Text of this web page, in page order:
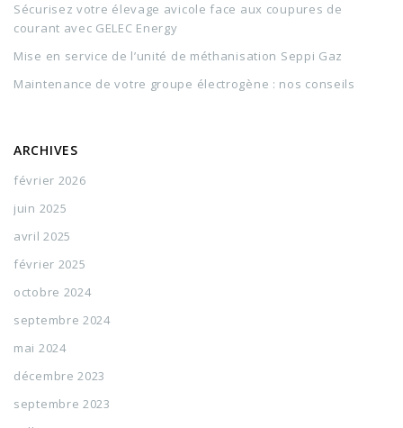
Sécurisez votre élevage avicole face aux coupures de
courant avec GELEC Energy
Mise en service de l’unité de méthanisation Seppi Gaz
Maintenance de votre groupe électrogène : nos conseils
ARCHIVES
février 2026
juin 2025
avril 2025
février 2025
octobre 2024
septembre 2024
mai 2024
décembre 2023
septembre 2023